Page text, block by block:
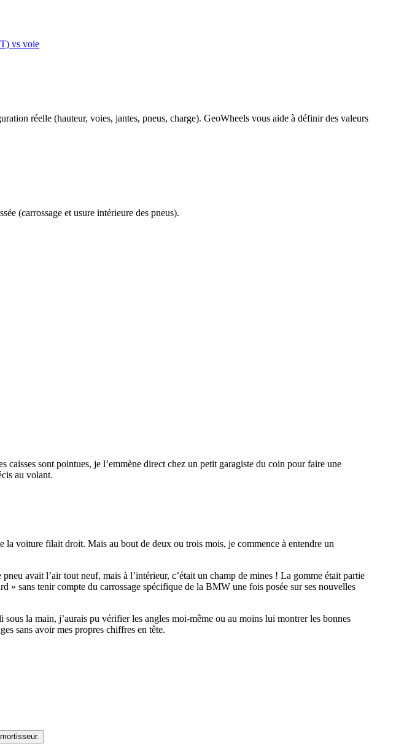
vs voie
réelle (hauteur, voies, jantes, pneus, charge). GeoWheels vous aide à définir des valeurs
(carrossage et usure intérieure des pneus).
caisses sont pointues, je l’emmène direct chez un petit garagiste du coin pour faire une
au volant.
la voiture filait droit. Mais au bout de deux ou trois mois, je commence à entendre un
avait l’air tout neuf, mais à l’intérieur, c’était un champ de mines ! La gomme était partie
» sans tenir compte du carrossage spécifique de la BMW une fois posée sur ses nouvelles
la main, j’aurais pu vérifier les angles moi-même ou au moins lui montrer les bonnes
sans avoir mes propres chiffres en tête.